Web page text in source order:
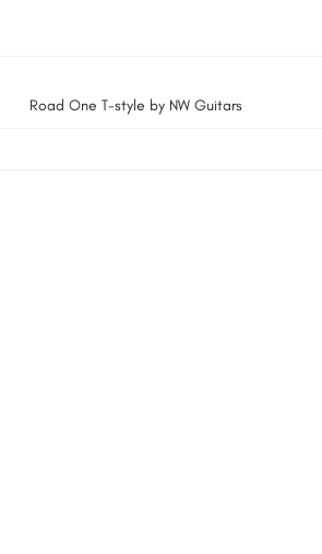
Road One T-style by NW Guitars